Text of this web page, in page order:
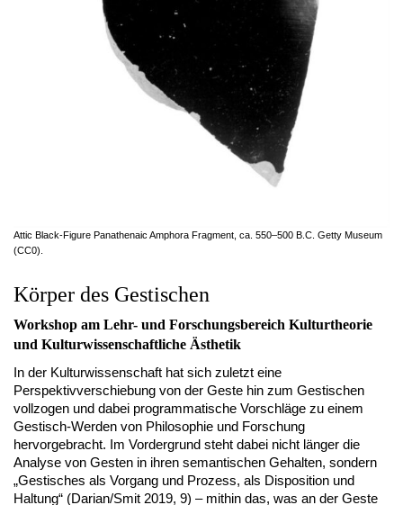
Attic Black-Figure Panathenaic Amphora Fragment, ca. 550–500 B.C. Getty Museum
(CC0).
Körper des Gestischen
Workshop am Lehr- und Forschungsbereich Kulturtheorie
und Kulturwissenschaftliche Ästhetik
In der Kulturwissenschaft hat sich zuletzt eine
Perspektivverschiebung von der Geste hin zum Gestischen
vollzogen und dabei programmatische Vorschläge zu einem
Gestisch-Werden von Philosophie und Forschung
hervorgebracht. Im Vordergrund steht dabei nicht länger die
Analyse von Gesten in ihren semantischen Gehalten, sondern
„Gestisches als Vorgang und Prozess, als Disposition und
Haltung“ (Darian/Smit 2019, 9) – mithin das, was an der Geste